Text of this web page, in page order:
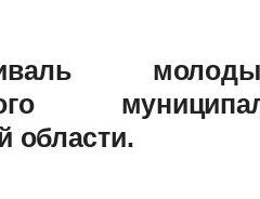
области.